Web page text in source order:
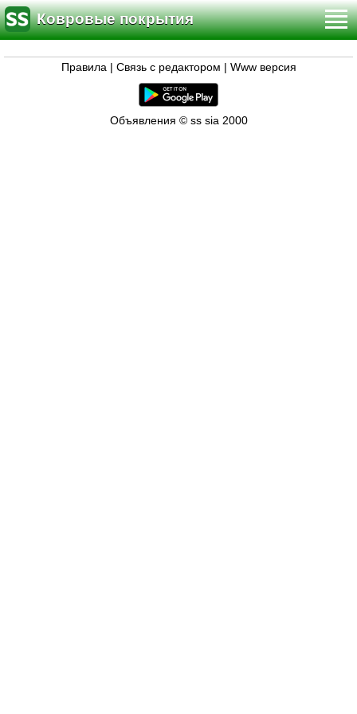
Ковровые покрытия
Правила Связь с редактором Www версия
Объявления © ss sia 2000